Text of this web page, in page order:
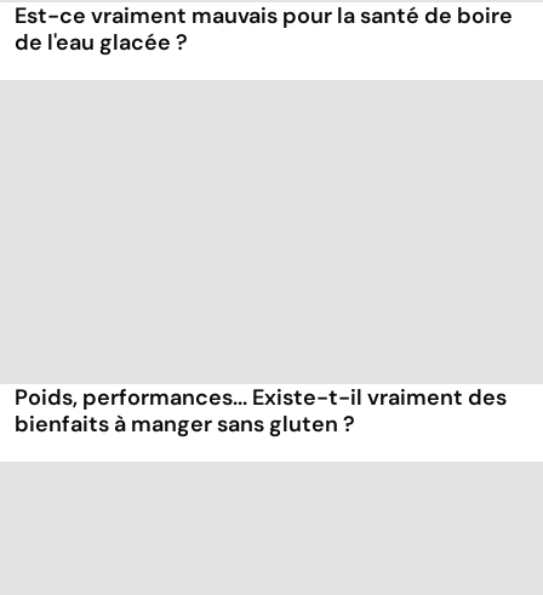
Est-ce vraiment mauvais pour la santé de boire
de l'eau glacée ?
Poids, performances... Existe-t-il vraiment des
bienfaits à manger sans gluten ?